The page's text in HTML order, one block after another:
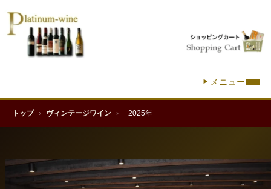
メニュー
トップ › ヴィンテージワイン › 2025年